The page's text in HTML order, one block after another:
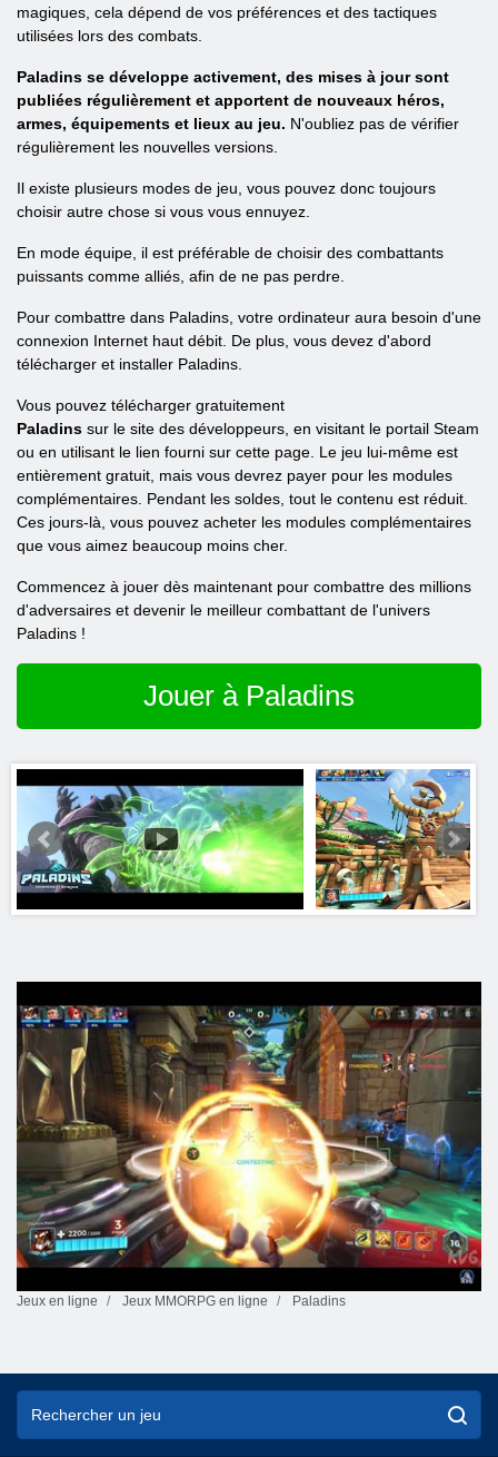
magiques, cela dépend de vos préférences et des tactiques
utilisées lors des combats.
Paladins se développe activement, des mises à jour sont
publiées régulièrement et apportent de nouveaux héros,
armes, équipements et lieux au jeu. N'oubliez pas de vérifier
régulièrement les nouvelles versions.
Il existe plusieurs modes de jeu, vous pouvez donc toujours
choisir autre chose si vous vous ennuyez.
En mode équipe, il est préférable de choisir des combattants
puissants comme alliés, afin de ne pas perdre.
Pour combattre dans Paladins, votre ordinateur aura besoin d'une
connexion Internet haut débit. De plus, vous devez d'abord
télécharger et installer Paladins.
Vous pouvez télécharger gratuitement
Paladins sur le site des développeurs, en visitant le portail Steam
ou en utilisant le lien fourni sur cette page. Le jeu lui-même est
entièrement gratuit, mais vous devrez payer pour les modules
complémentaires. Pendant les soldes, tout le contenu est réduit.
Ces jours-là, vous pouvez acheter les modules complémentaires
que vous aimez beaucoup moins cher.
Commencez à jouer dès maintenant pour combattre des millions
d'adversaires et devenir le meilleur combattant de l'univers
Paladins !
Jouer à Paladins
Jeux en ligne Jeux MMORPG en ligne Paladins